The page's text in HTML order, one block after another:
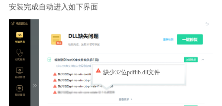
安装完成自动进入如下界面
缺少32位pdflib.dll文件